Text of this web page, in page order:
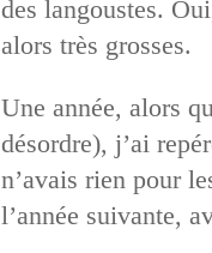
des langoustes.
alors très grosses.
Une année, alors
désordre), j’ai
n’avais rien pour
l’année suivante,